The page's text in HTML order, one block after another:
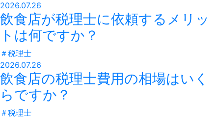
2026.07.26
飲食店が税理士に依頼するメリッ
トは何ですか？
＃税理士
2026.07.26
飲食店の税理士費用の相場はいく
らですか？
＃税理士